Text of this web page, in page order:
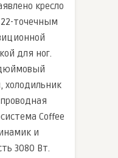
кресло
22-точечным
для ног.
холодильник
Coffee
и
3080 Вт.